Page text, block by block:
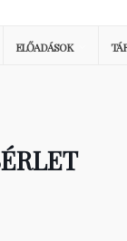
ELŐADÁSOK